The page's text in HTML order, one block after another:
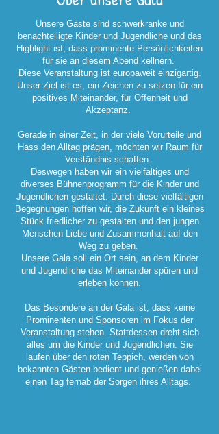
Unsere Gäste sind schwerkranke und
benachteiligte Kinder und Jugendliche und das
Highlight ist, dass prominente Persönlichkeiten
für sie an diesem Abend kellnern.
Diese Veranstaltung ist europaweit einzigartig.
Unser Ziel ist es, ein Zeichen zu setzen für ein
positives Miteinander, für Offenheit und
Akzeptanz.
Gerade in einer Zeit, in der viele Vorurteile und
Hass den Alltag prägen, möchten wir Raum für
Verständnis schaffen.
Deswegen haben wir ein vielfältiges und
diverses Bühnenprogramm für die Kinder und
Jugendlichen gestaltet. Durch diese vielfältigen
Begegnungen hoffen wir, die Zukunft ein kleines
Stück friedlicher zu gestalten und den jungen
Menschen Liebe und Zusammenhalt auf den
Weg zu geben.
Unsere Gala soll ein Ort sein, an dem Kinder
und Jugendliche das Miteinander spüren und
erleben können.
Das Besondere an der Gala ist, dass keine
Prominenten und Sponsoren im Fokus der
Veranstaltung stehen. Stattdessen dreht sich
alles um die Kinder und Jugendlichen. Sie
laufen über den roten Teppich, werden von
bekannten Gästen bedient und genießen dabei
einen Tag fernab der Sorgen ihres Alltags.